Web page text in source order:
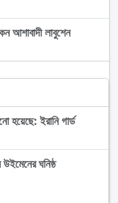
আশাবাদী লাবুশেন
হয়েছে: ইরানি গার্ড
ঘনিষ্ঠ